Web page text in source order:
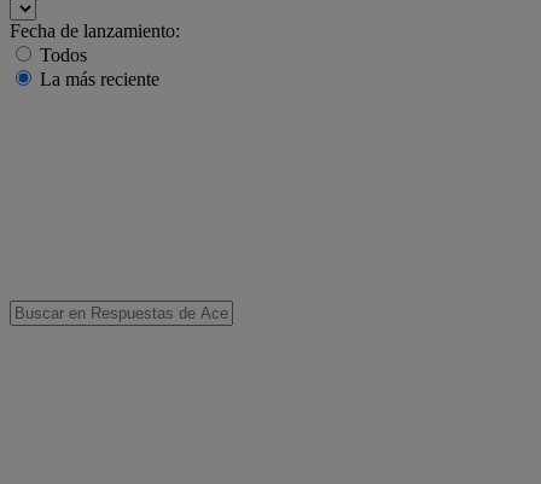
Fecha de lanzamiento:
Todos
La más reciente